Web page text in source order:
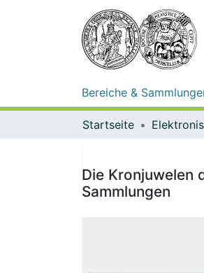
Bereiche &
Startseite
Die Kronjuwelen
Sammlungen